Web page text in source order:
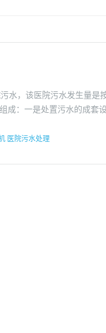
水，该医院污水发生量是
成：一是处置污水的成套
医院污水处理